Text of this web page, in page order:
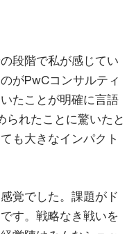
段階で私が感じてい
がPwCコンサルティ
たことが明確に言語
られたことに驚いたと
も大きなインパクト
覚でした。課題がド
す。戦略なき戦いを